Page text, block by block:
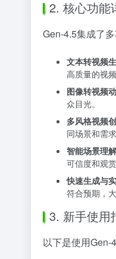
2. 核心功能
Gen-4.5集成了
文本转视频
高质量的视
图像转视频
众目光。
多风格视频
同场景和需求
智能场景理解
可信度和观
快速生成与
符合预期，
3. 新手使用
以下是使用Gen-